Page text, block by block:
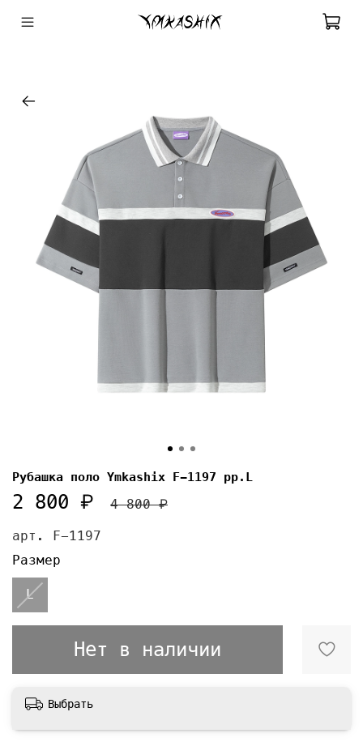
арт. F-1197
Рубашка поло Ymkashix F-1197 pp.L
2 800 ₽ 4 800 ₽
Нет в наличии
Размер
L
Выбрать